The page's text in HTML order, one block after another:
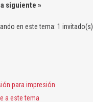
siguiente »
en este tema: 1 invitado(s)
para impresión
a este tema